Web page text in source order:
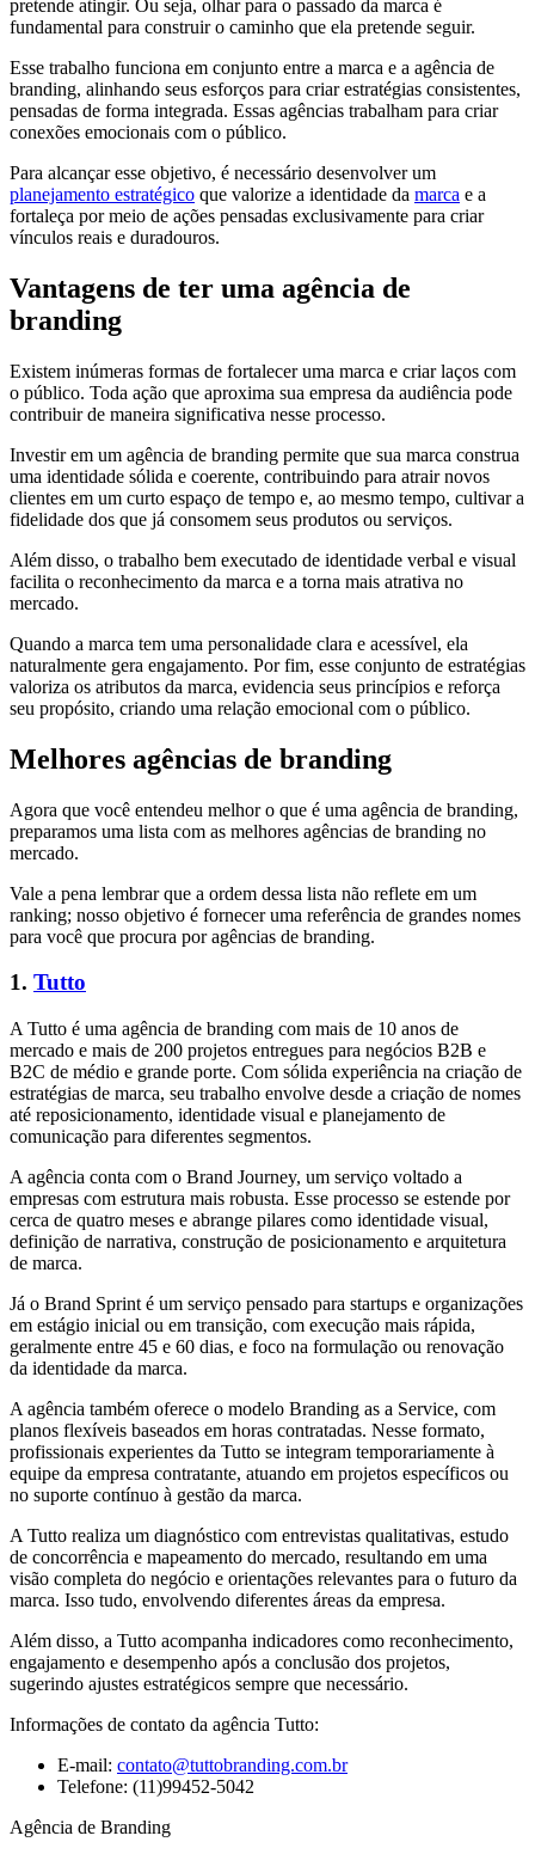
pretende atingir. Ou seja, olhar para o passado da marca é
fundamental para construir o caminho que ela pretende seguir.
Esse trabalho funciona em conjunto entre a marca e a agência de
branding, alinhando seus esforços para criar estratégias consistentes,
pensadas de forma integrada. Essas agências trabalham para criar
conexões emocionais com o público.
Para alcançar esse objetivo, é necessário desenvolver um
planejamento estratégico que valorize a identidade da marca e a
fortaleça por meio de ações pensadas exclusivamente para criar
vínculos reais e duradouros.
Vantagens de ter uma agência de
branding
Existem inúmeras formas de fortalecer uma marca e criar laços com
o público. Toda ação que aproxima sua empresa da audiência pode
contribuir de maneira significativa nesse processo.
Investir em um agência de branding permite que sua marca construa
uma identidade sólida e coerente, contribuindo para atrair novos
clientes em um curto espaço de tempo e, ao mesmo tempo, cultivar a
fidelidade dos que já consomem seus produtos ou serviços.
Além disso, o trabalho bem executado de identidade verbal e visual
facilita o reconhecimento da marca e a torna mais atrativa no
mercado.
Quando a marca tem uma personalidade clara e acessível, ela
naturalmente gera engajamento. Por fim, esse conjunto de estratégias
valoriza os atributos da marca, evidencia seus princípios e reforça
seu propósito, criando uma relação emocional com o público.
Melhores agências de branding
Agora que você entendeu melhor o que é uma agência de branding,
preparamos uma lista com as melhores agências de branding no
mercado.
Vale a pena lembrar que a ordem dessa lista não reflete em um
ranking; nosso objetivo é fornecer uma referência de grandes nomes
para você que procura por agências de branding.
1. Tutto
A Tutto é uma agência de branding com mais de 10 anos de
mercado e mais de 200 projetos entregues para negócios B2B e
B2C de médio e grande porte. Com sólida experiência na criação de
estratégias de marca, seu trabalho envolve desde a criação de nomes
até reposicionamento, identidade visual e planejamento de
comunicação para diferentes segmentos.
A agência conta com o Brand Journey, um serviço voltado a
empresas com estrutura mais robusta. Esse processo se estende por
cerca de quatro meses e abrange pilares como identidade visual,
definição de narrativa, construção de posicionamento e arquitetura
de marca.
Já o Brand Sprint é um serviço pensado para startups e organizações
em estágio inicial ou em transição, com execução mais rápida,
geralmente entre 45 e 60 dias, e foco na formulação ou renovação
da identidade da marca.
A agência também oferece o modelo Branding as a Service, com
planos flexíveis baseados em horas contratadas. Nesse formato,
profissionais experientes da Tutto se integram temporariamente à
equipe da empresa contratante, atuando em projetos específicos ou
no suporte contínuo à gestão da marca.
A Tutto realiza um diagnóstico com entrevistas qualitativas, estudo
de concorrência e mapeamento do mercado, resultando em uma
visão completa do negócio e orientações relevantes para o futuro da
marca. Isso tudo, envolvendo diferentes áreas da empresa.
Além disso, a Tutto acompanha indicadores como reconhecimento,
engajamento e desempenho após a conclusão dos projetos,
sugerindo ajustes estratégicos sempre que necessário.
Informações de contato da agência Tutto:
E-mail: contato@tuttobranding.com.br
Telefone: (11)99452-5042
Agência de Branding